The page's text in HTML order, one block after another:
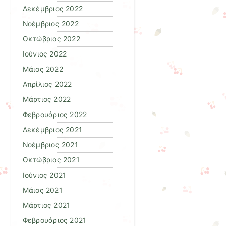
Δεκέμβριος 2022
Νοέμβριος 2022
Οκτώβριος 2022
Ιούνιος 2022
Μάιος 2022
Απρίλιος 2022
Μάρτιος 2022
Φεβρουάριος 2022
Δεκέμβριος 2021
Νοέμβριος 2021
Οκτώβριος 2021
Ιούνιος 2021
Μάιος 2021
Μάρτιος 2021
Φεβρουάριος 2021